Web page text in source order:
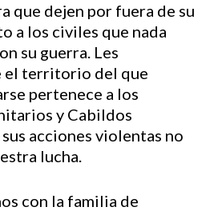
que dejen por fuera de su
a los civiles que nada
su guerra. Les
el territorio del que
pertenece a los
y Cabildos
acciones violentas no
lucha.
con la familia de